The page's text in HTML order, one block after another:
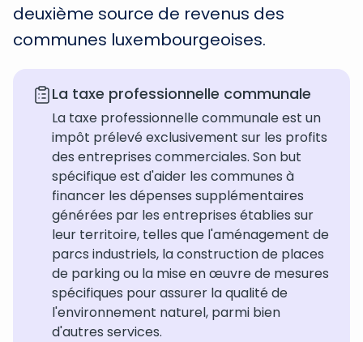
deuxième source de revenus des
communes luxembourgeoises.
La taxe professionnelle communale
La taxe professionnelle communale est un
impôt prélevé exclusivement sur les profits
des entreprises commerciales. Son but
spécifique est d'aider les communes à
financer les dépenses supplémentaires
générées par les entreprises établies sur
leur territoire, telles que l'aménagement de
parcs industriels, la construction de places
de parking ou la mise en œuvre de mesures
spécifiques pour assurer la qualité de
l'environnement naturel, parmi bien
d'autres services.